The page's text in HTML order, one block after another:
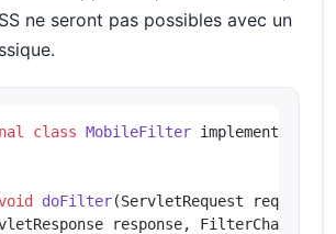
ne seront pas possibles avec un
class MobileFilter implements
doFilter(ServletRequest request,
response, FilterChain